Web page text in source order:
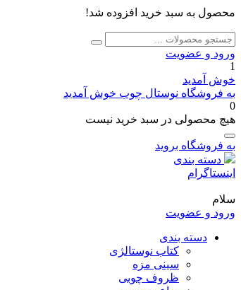
محصول به سبد خرید افزوده شد!
جستجو
برای:
جستجو
ورود و عضویت
1
خوش آمدید
به فروشگاه نوستال چوب خوش آمدید
0
هیچ محصولی در سبد خرید نیست
به فروشگاه بروید
دسته بندی
اینستاگرام
سلام
ورود و عضویت
دسته بندی
کتاب نوستالژی
سینی مزه
ظروف چوبی